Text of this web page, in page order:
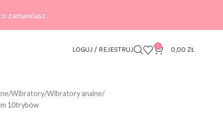
zamawiasz.
LOGUJ / REJESTRUJ 0 0,00 ZŁ
Wibratory Wibratory analne
10trybów